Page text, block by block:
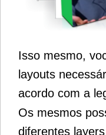
Isso mesmo,
layouts
acordo com a
Os mesmos
diferentes